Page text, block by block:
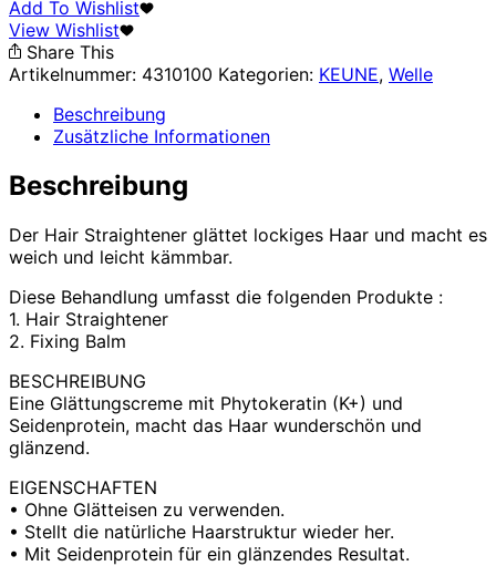
Add To Wishlist
View Wishlist
Share This
Artikelnummer: 4310100 Kategorien: KEUNE, Welle
Beschreibung
Zusätzliche Informationen
Beschreibung
Der Hair Straightener glättet lockiges Haar und macht es
weich und leicht kämmbar.
Diese Behandlung umfasst die folgenden Produkte :
1. Hair Straightener
2. Fixing Balm
BESCHREIBUNG
Eine Glättungscreme mit Phytokeratin (K+) und
Seidenprotein, macht das Haar wunderschön und
glänzend.
EIGENSCHAFTEN
• Ohne Glätteisen zu verwenden.
• Stellt die natürliche Haarstruktur wieder her.
• Mit Seidenprotein für ein glänzendes Resultat.